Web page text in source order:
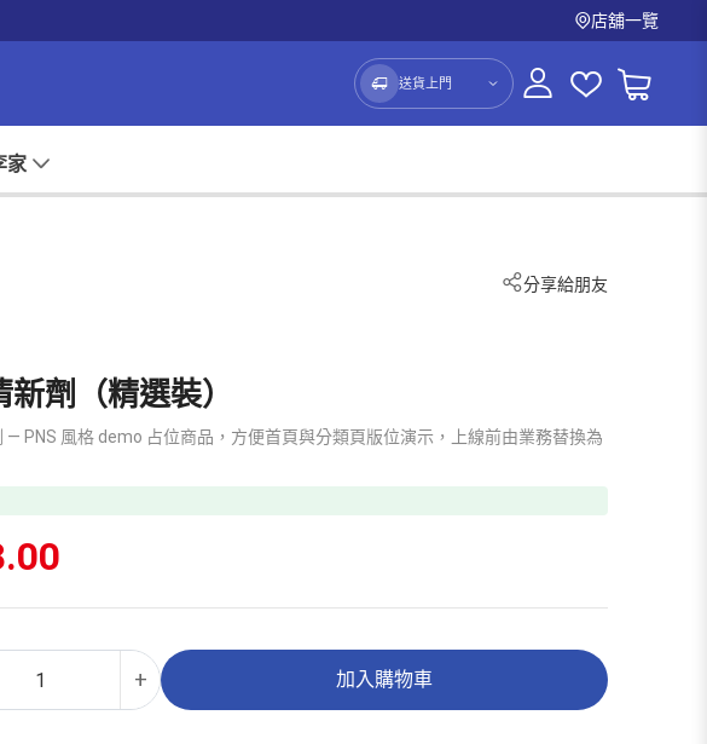
店舖一覽
送貨上門
家
分享給朋友
新劑（精選裝）
— PNS 風格 demo 占位商品，方便首頁與分類頁版位演示，上線前由業務替換為
+ 加入購物車